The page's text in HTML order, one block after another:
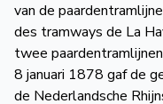
van de
des tramways de La
twee
8 januari 1878 gaf de
de Nederlandsche